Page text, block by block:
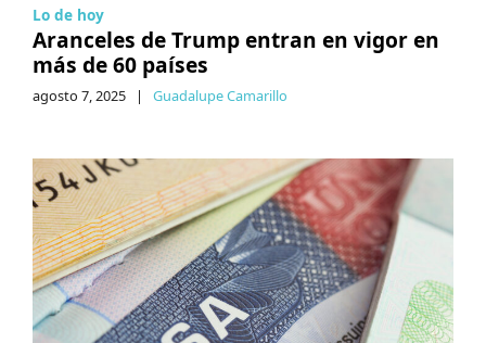
Lo de hoy
Aranceles de Trump entran en vigor en
más de 60 países
agosto 7, 2025 | Guadalupe Camarillo